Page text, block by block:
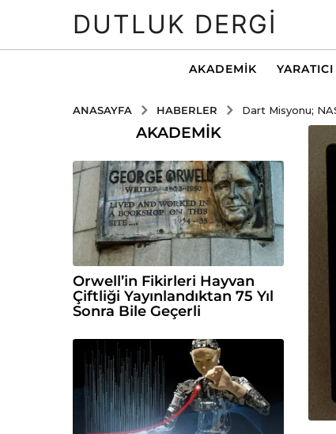
DUTLUK DERGI
AKADEMIK
ANASAYFA HABERLER Dart Misyonu;
AKADEMIK
Orwell’in Fikirleri Hayvan
Çiftliği Yayınlandıktan 75 Yıl
Sonra Bile Geçerli